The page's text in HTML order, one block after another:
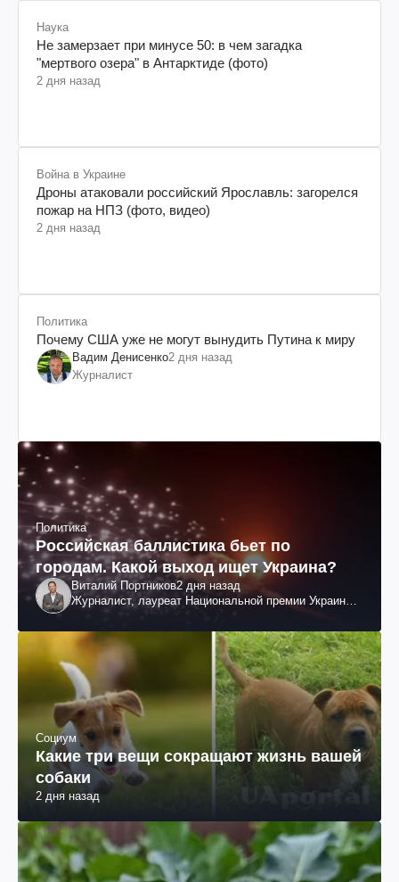
Наука
Не замерзает при минусе 50: в чем загадка
"мертвого озера" в Антарктиде (фото)
2 дня назад
Война в Украине
Дроны атаковали российский Ярославль: загорелся
пожар на НПЗ (фото, видео)
2 дня назад
Политика
Почему США уже не могут вынудить Путина к миру
Вадим Денисенко2 дня назад
Журналист
Политика
Российская баллистика бьет по
городам. Какой выход ищет Украина?
Виталий Портников2 дня назад
Журналист, лауреат Национальной премии Украины
Социум
Какие три вещи сокращают жизнь вашей
собаки
2 дня назад